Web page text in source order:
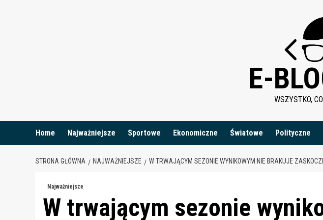
E-
WSZYSTKO,
Home Najważniejsze Sportowe Ekonomiczne Światowe Polityczne
STRONA GŁÓWNA NAJWAŻNIEJSZE W TRWAJĄCYM SEZONIE WYNIKOWYM NIE BRAKUJE
Najważniejsze
W trwającym sezonie